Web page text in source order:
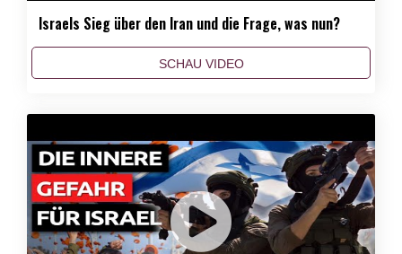
Israels Sieg über den Iran und die Frage, was nun?
SCHAU VIDEO